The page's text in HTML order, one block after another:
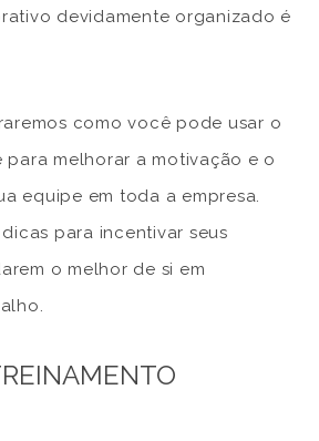
devidamente organizado é
como você pode usar o
melhorar a motivação e o
equipe em toda a empresa.
para incentivar seus
o melhor de si em